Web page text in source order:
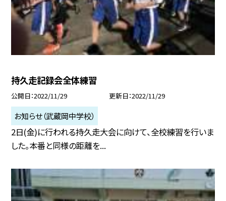
持久走記録会全体練習
公開日 2022/11/29 更新日 2022/11/29
お知らせ（武蔵岡中学校）
2日(金)に行われる持久走大会に向けて、全校練習を行いま
した。本番と同様の距離を...